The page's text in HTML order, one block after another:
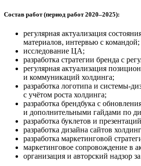
Состав работ (период работ 2020–2025):
регулярная актуализация
материалов, интервью с командой;
исследование ЦА;
разработка стратегии бренда с
регулярная актуализация
и коммуникаций холдинга;
разработка логотипа и системы-
с учётом роста холдинга;
разработка брендбука с
и дополнительными гайдами по
разработка буклетов и
разработка дизайна сайтов
разработка маркетинговой
маркетинговое сопровождение в
организация и авторский надзор